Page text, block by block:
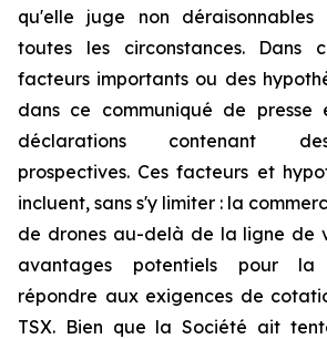
qu'elle juge non
toutes les circonstances. Dans
facteurs importants ou des
dans ce communiqué de presse
déclarations contenant
prospectives. Ces facteurs et
incluent, sans s'y limiter : la
de drones au-delà de la ligne de
avantages potentiels pour la
répondre aux exigences de
TSX. Bien que la Société ait